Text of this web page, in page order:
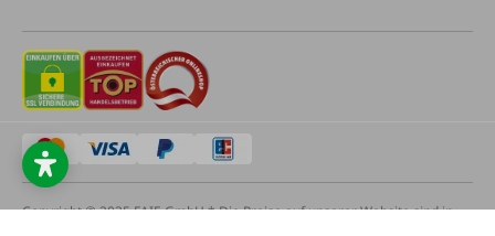
Copyright © 2025 FAIE GmbH * Die Preise auf unserer Website sind in